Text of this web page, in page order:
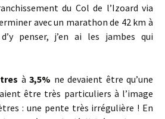
du Col de l’Izoard via
avec un marathon de 42 km à
penser, j’en ai les jambes qui
à3,5% ne devaient être qu’une
être très particuliers à l’image
: une pente très irrégulière ! En